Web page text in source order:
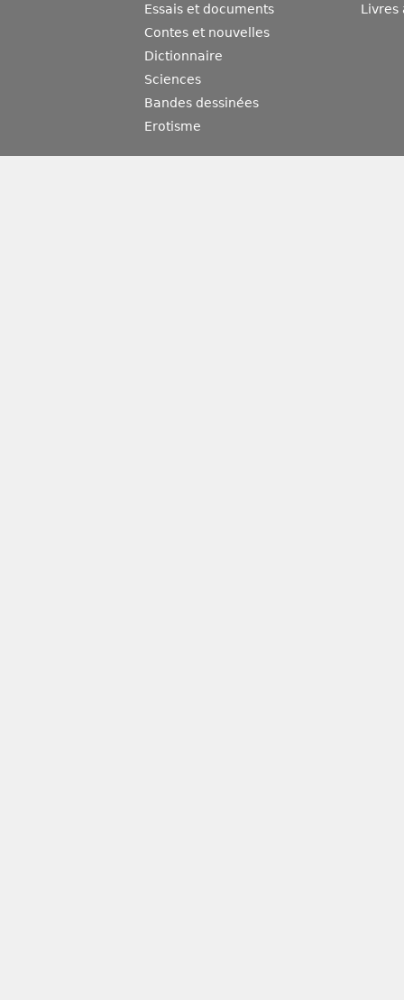
Essais et documents
Contes et nouvelles
Dictionnaire
Sciences
Bandes dessinées
Erotisme
Livres